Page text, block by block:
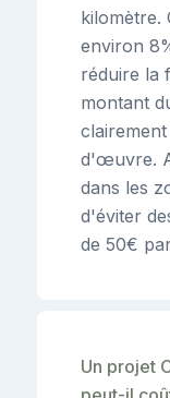
kilomètre.
environ
réduire la
montant
d'œuvre.
dans les
d'éviter
de 50€
Un projet